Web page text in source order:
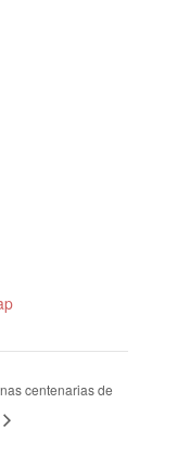
centenarias de